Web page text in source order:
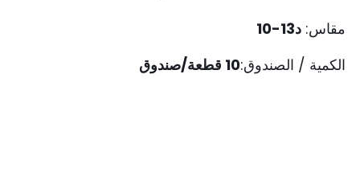
مقاس:د13-10
الكمية / الصندوق:10 قطعة/صندوق